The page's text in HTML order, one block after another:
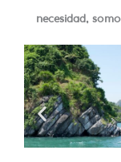
necesidad,